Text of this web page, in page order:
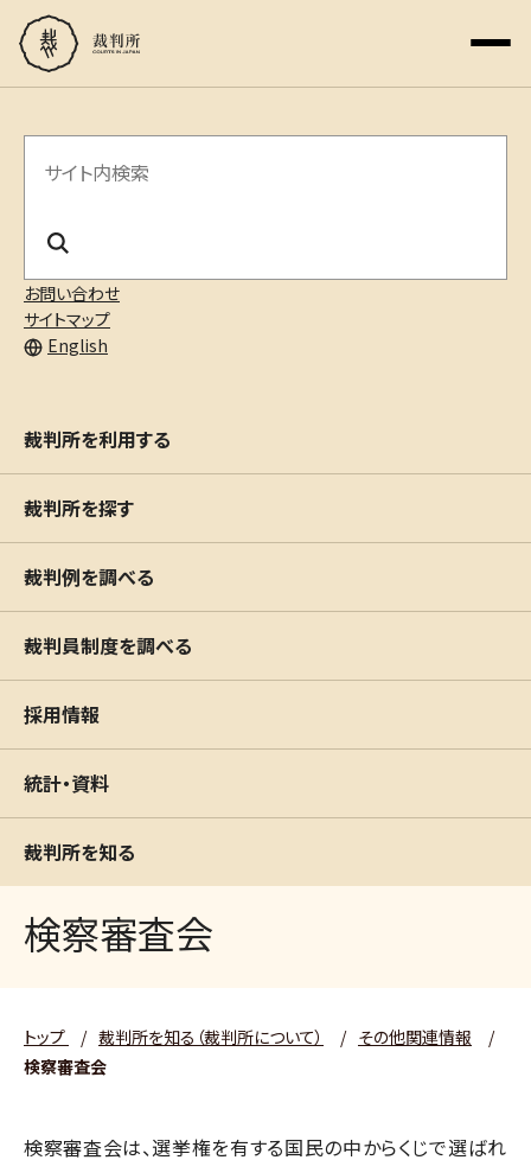
お問い合わせ
サイトマップ
English
サ
内
検
裁判所を利用する
裁判所を探す
裁判例を調べる
裁判員制度を調べる
採用情報
統計・資料
裁判所を知る
検察審査会
トップ / 裁判所を知る（裁判所について） / その他関連情報
/
検察審査会
検察審査会は、選挙権を有する国民の中からくじで選ばれ